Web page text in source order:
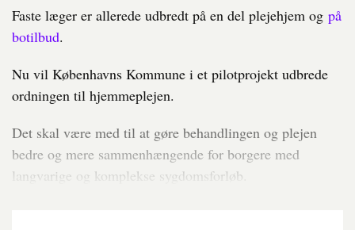
Faste læger er allerede udbredt på en del plejehjem og på
botilbud.
Nu vil Københavns Kommune i et pilotprojekt udbrede
ordningen til hjemmeplejen.
Det skal være med til at gøre behandlingen og plejen
bedre og mere sammenhængende for borgere med
langvarige og komplekse sygdomsforløb.